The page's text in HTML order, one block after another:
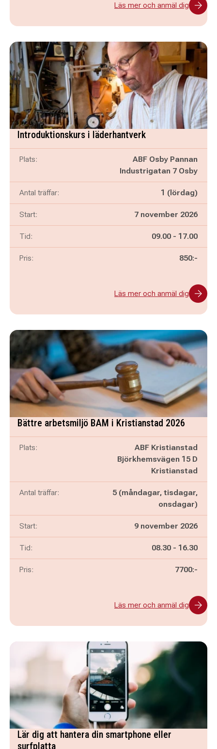
Läs mer och anmäl dig
Introduktionskurs i läderhantverk
Plats:
ABF Osby Pannan
Industrigatan 7 Osby
Antal träffar: 1 (lördag)
Start: 7 november 2026
Tid: Pågår mellan
09.00 - och
17.00
Pris: 850:-
Läs mer och anmäl dig
Bättre arbetsmiljö BAM i Kristianstad 2026
Plats:
ABF Kristianstad
Björkhemsvägen 15 D
Kristianstad
Antal träffar:
5 (måndagar, tisdagar,
onsdagar)
Start: 9 november 2026
Tid: Pågår mellan
08.30 - och
16.30
Pris: 7700:-
Läs mer och anmäl dig
Lär dig att hantera din smartphone eller
surfplatta